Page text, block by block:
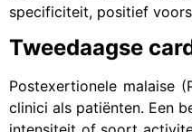
specificiteit, positief
Tweedaagse
Postexertionele malaise
clinici als patiënten. Een